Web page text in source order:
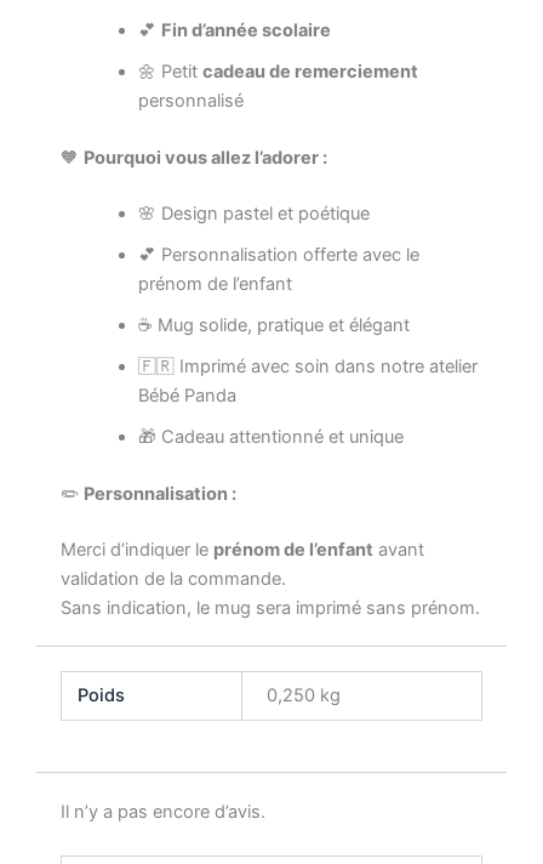
💕 Fin d’année scolaire
🌼 Petit cadeau de remerciement
personnalisé
🧡 Pourquoi vous allez l’adorer :
🌸 Design pastel et poétique
💕 Personnalisation offerte avec le
prénom de l’enfant
☕ Mug solide, pratique et élégant
🇫🇷 Imprimé avec soin dans notre atelier
Bébé Panda
🎁 Cadeau attentionné et unique
✏️ Personnalisation :
Merci d’indiquer le prénom de l’enfant avant
validation de la commande.
Sans indication, le mug sera imprimé sans prénom.
Poids 0,250 kg
Il n’y a pas encore d’avis.